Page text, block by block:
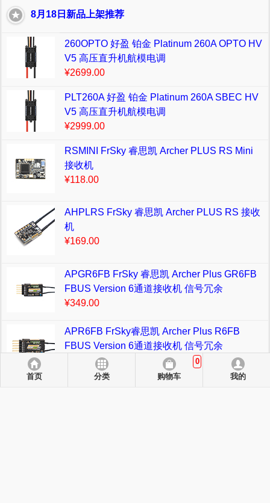
8月18日新品上架推荐
260OPTO 好盈 铂金 Platinum 260A OPTO HV
V5 高压直升机航模电调
¥2699.00
PLT260A 好盈 铂金 Platinum 260A SBEC HV
V5 高压直升机航模电调
¥2999.00
RSMINI FrSky 睿思凯 Archer PLUS RS Mini
接收机
¥118.00
AHPLRS FrSky 睿思凯 Archer PLUS RS 接收
机
¥169.00
APGR6FB FrSky 睿思凯 Archer Plus GR6FB
FBUS Version 6通道接收机 信号冗余
¥349.00
APR6FB FrSky睿思凯 Archer Plus R6FB
FBUS Version 6通道接收机 信号冗余
¥299.00
AHPLR6 FrSky 睿思凯 Archer Plus R6 6通道
首页 分类 购物车
0
我的